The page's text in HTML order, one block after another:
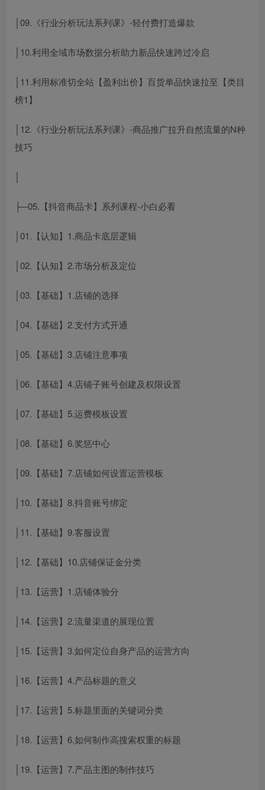
│09.《行业分析玩法系列课》-轻付费打造爆款
│10.利用全域市场数据分析助力新品快速跨过冷启
│11.利用标准切全站【盈利出价】百货单品快速拉至【类目
榜1】
│12.《行业分析玩法系列课》-商品推广拉升自然流量的N种
技巧
├─05.【抖音商品卡】系列课程-小白必看
│01.【认知】1.商品卡底层逻辑
│02.【认知】2.市场分析及定位
│03.【基础】1.店铺的选择
│04.【基础】2.支付方式开通
│05.【基础】3.店铺注意事项
│06.【基础】4.店铺子账号创建及权限设置
│07.【基础】5.运费模板设置
│08.【基础】6.奖惩中心
│09.【基础】7.店铺如何设置运营模板
│10.【基础】8.抖音账号绑定
│11.【基础】9.客服设置
│12.【基础】10.店铺保证金分类
│13.【运营】1.店铺体验分
│14.【运营】2.流量渠道的展现位置
│15.【运营】3.如何定位自身产品的运营方向
│16.【运营】4.产品标题的意义
│17.【运营】5.标题里面的关键词分类
│18.【运营】6.如何制作高搜索权重的标题
│19.【运营】7.产品主图的制作技巧